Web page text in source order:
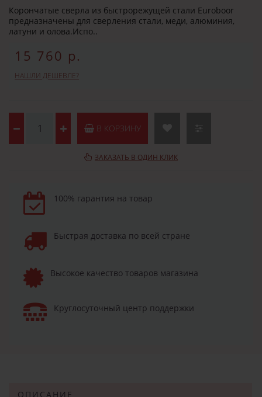
Корончатые сверла из быстрорежущей стали Euroboor
предназначены для сверления стали, меди, алюминия,
латуни и олова.Испо..
15 760 р.
НАШЛИ ДЕШЕВЛЕ?
В КОРЗИНУ
ЗАКАЗАТЬ В ОДИН КЛИК
100% гарантия на товар
Быстрая доставка по всей стране
Высокое качество товаров магазина
Круглосуточный центр поддержки
ОПИСАНИЕ